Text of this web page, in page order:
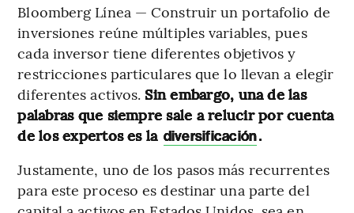
Bloomberg Línea — Construir un portafolio de
inversiones reúne múltiples variables, pues
cada inversor tiene diferentes objetivos y
restricciones particulares que lo llevan a elegir
diferentes activos. Sin embargo, una de las
palabras que siempre sale a relucir por cuenta
de los expertos es la diversificación.
Justamente, uno de los pasos más recurrentes
para este proceso es destinar una parte del